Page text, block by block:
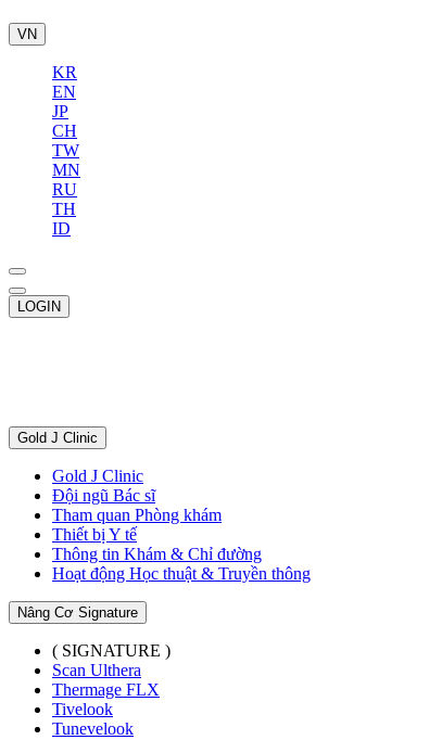
VN
KR
EN
JP
CH
TW
MN
RU
TH
ID
LOGIN
Gold J Clinic
Gold J Clinic
Đội ngũ Bác sĩ
Tham quan Phòng khám
Thiết bị Y tế
Thông tin Khám & Chỉ đường
Hoạt động Học thuật & Truyền thông
Nâng Cơ Signature
( SIGNATURE )
Scan Ulthera
Thermage FLX
Tivelook
Tunevelook